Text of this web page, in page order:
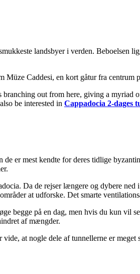
landsbyer i verden. Beboelsen
Caddesi, en kort gåtur fra centrum
out from here, giving a myriad
be interested in Cappadocia 2-dages
er mest kendte for deres tidlige
Da de rejser længere og dybere
at udforske. Det smarte
begge på en dag, men hvis du kun vil
af mængder.
at nogle dele af tunnellerne er meget